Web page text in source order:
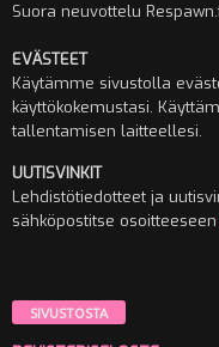
Suora neuvottelu
EVÄSTEET
Käytämme sivustolla
käyttökokemustasi.
tallentamisen laitteellesi.
UUTISVINKIT
Lehdistötiedotteet ja
sähköpostitse
SIVUSTOSTA